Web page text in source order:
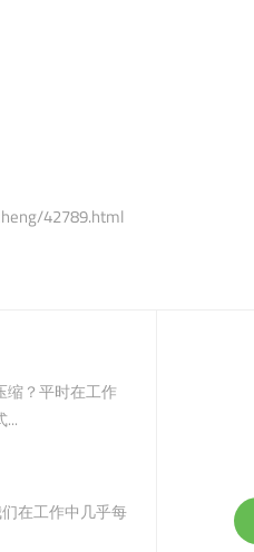
42789.html
缩？平时在工作
...
在工作中几乎每